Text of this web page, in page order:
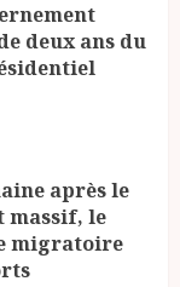
deux ans du
après le
massif, le
migratoire